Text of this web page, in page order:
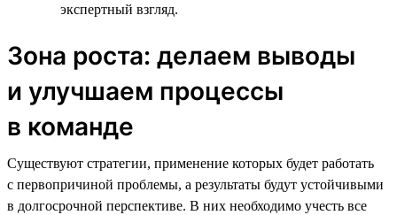
экспертный взгляд.
Зона роста: делаем выводы
и улучшаем процессы
в команде
Существуют стратегии, применение которых будет работать
с первопричиной проблемы, а результаты будут устойчивыми
в долгосрочной перспективе. В них необходимо учесть все